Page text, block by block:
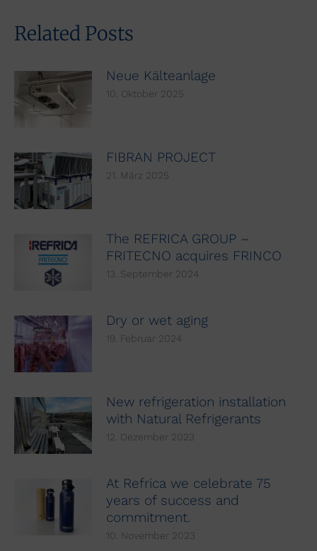
Related Posts
Neue Kälteanlage
10. Oktober 2025
FIBRAN PROJECT
21. März 2025
The REFRICA GROUP –
FRITECNO acquires FRINCO
13. September 2024
Dry or wet aging
19. Februar 2024
New refrigeration installation
with Natural Refrigerants
12. Dezember 2023
At Refrica we celebrate 75
years of success and
commitment.
10. November 2023